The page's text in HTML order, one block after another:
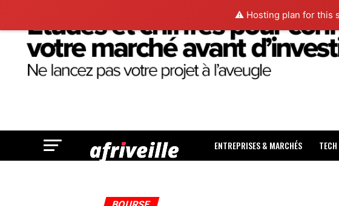
⚠️ Hosting plan for this
ENTREPRISES & MARCHÉS TECH